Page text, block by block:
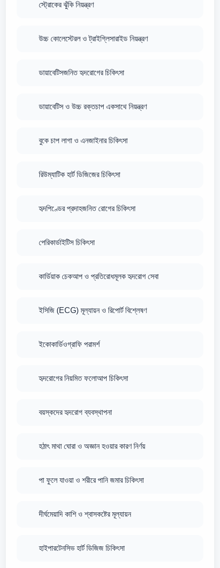
স্ট্রোকের ঝুঁকি নিয়ন্ত্রণ
উচ্চ কোলেস্টেরল ও ট্রাইগ্লিসারাইড নিয়ন্ত্রণ
ডায়াবেটিসজনিত হৃদরোগের চিকিৎসা
ডায়াবেটিস ও উচ্চ রক্তচাপ একসাথে নিয়ন্ত্রণ
বুকে চাপ লাগা ও এনজাইনার চিকিৎসা
রিউম্যাটিক হার্ট ডিজিজের চিকিৎসা
হৃদপিণ্ডের প্রদাহজনিত রোগের চিকিৎসা
পেরিকার্ডাইটিস চিকিৎসা
কার্ডিয়াক চেকআপ ও প্রতিরোধমূলক হৃদরোগ সেবা
ইসিজি (ECG) মূল্যায়ন ও রিপোর্ট বিশ্লেষণ
ইকোকার্ডিওগ্রাফি পরামর্শ
হৃদরোগের নিয়মিত ফলোআপ চিকিৎসা
বয়স্কদের হৃদরোগ ব্যবস্থাপনা
হঠাৎ মাথা ঘোরা ও অজ্ঞান হওয়ার কারণ নির্ণয়
পা ফুলে যাওয়া ও শরীরে পানি জমার চিকিৎসা
দীর্ঘমেয়াদি কাশি ও শ্বাসকষ্টের মূল্যায়ন
হাইপারটেনসিভ হার্ট ডিজিজ চিকিৎসা